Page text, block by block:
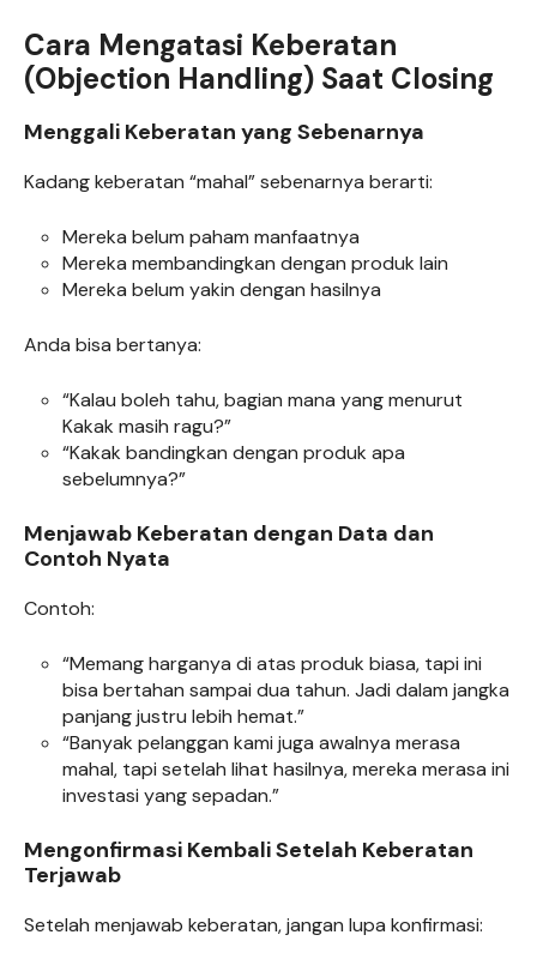
Cara Mengatasi Keberatan
(Objection Handling) Saat Closing
Menggali Keberatan yang Sebenarnya
Kadang keberatan “mahal” sebenarnya berarti:
Mereka belum paham manfaatnya
Mereka membandingkan dengan produk lain
Mereka belum yakin dengan hasilnya
Anda bisa bertanya:
“Kalau boleh tahu, bagian mana yang menurut
Kakak masih ragu?”
“Kakak bandingkan dengan produk apa
sebelumnya?”
Menjawab Keberatan dengan Data dan
Contoh Nyata
Contoh:
“Memang harganya di atas produk biasa, tapi ini
bisa bertahan sampai dua tahun. Jadi dalam jangka
panjang justru lebih hemat.”
“Banyak pelanggan kami juga awalnya merasa
mahal, tapi setelah lihat hasilnya, mereka merasa ini
investasi yang sepadan.”
Mengonfirmasi Kembali Setelah Keberatan
Terjawab
Setelah menjawab keberatan, jangan lupa konfirmasi: